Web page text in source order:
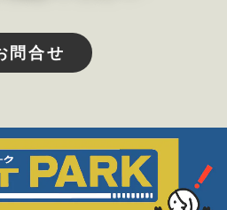
問合せ